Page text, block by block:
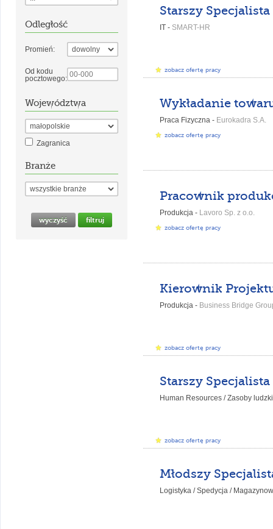
Odległość
Promień:
Od kodu
pocztowego:
Województwa
Zagranica
Branże
IT - SMART-HR
zobacz ofertę pracy
Praca Fizyczna - Eurokadra S.A.
zobacz ofertę pracy
Pracownik
Produkcja - Lavoro Sp. z o.o.
zobacz ofertę pracy
Produkcja - Business Bridge
zobacz ofertę pracy
Human Resources / Zasoby
zobacz ofertę pracy
Logistyka / Spedycja /